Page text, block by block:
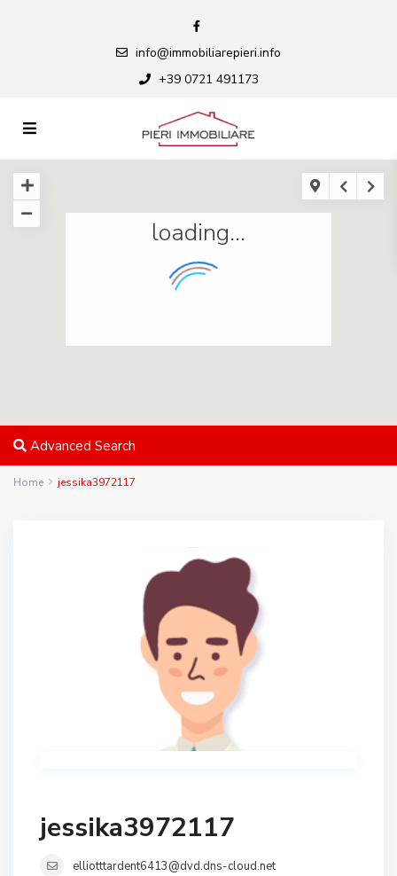
info@immobiliarepieri.info
+39 0721 491173
loading...
Advanced Search
Home jessika3972117
jessika3972117
elliotttardent6413@dvd.dns-cloud.net